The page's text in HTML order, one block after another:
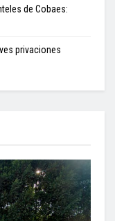
de Cobaes:
privaciones